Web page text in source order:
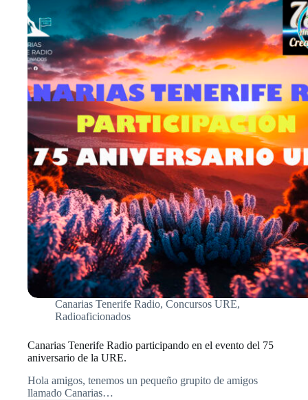
EL
CODEPLUG
DEL
WALKIE.
Canarias Tenerife Radio, Concursos URE,
Radioaficionados
Canarias Tenerife Radio participando en el evento del 75
aniversario de la URE.
Hola amigos, tenemos un pequeño grupito de amigos
llamado Canarias…